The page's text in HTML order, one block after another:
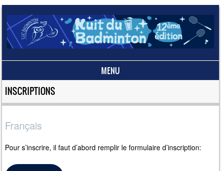
MENU
Skip to content
INSCRIPTIONS
Français
Pour s’inscrire, il faut d’abord remplir le formulaire d’inscription: